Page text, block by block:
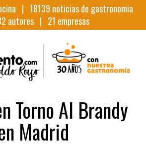
| 18139 noticias de gastronomia
autores | 21 empresas
Torno Al Brandy
Madrid